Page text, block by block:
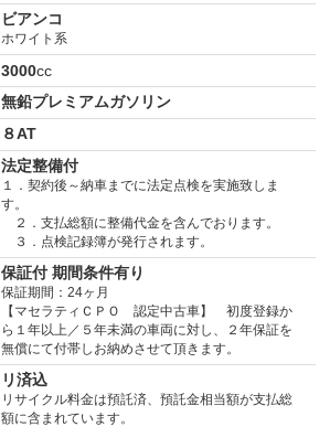
ビアンコ
ホワイト系
3000cc
無鉛プレミアムガソリン
８AT
法定整備付
１．契約後～納車までに法定点検を実施致しま
す。
２．支払総額に整備代金を含んでおります。
３．点検記録簿が発行されます。
保証付 期間条件有り
保証期間：24ヶ月
【マセラティＣＰＯ 認定中古車】 初度登録か
ら１年以上／５年未満の車両に対し、２年保証を
無償にて付帯しお納めさせて頂きます。
リ済込
リサイクル料金は預託済、預託金相当額が支払総
額に含まれています。